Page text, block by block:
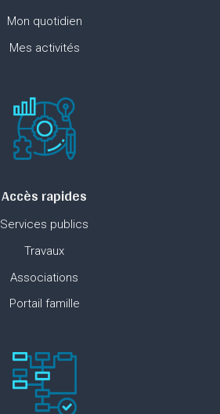
Mon quotidien
Mes activités
Accès rapides
Services publics
Travaux
Associations
Portail famille